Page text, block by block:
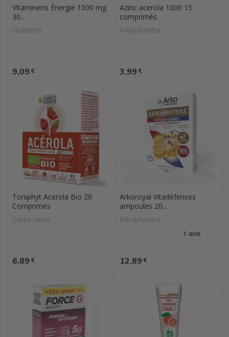
Vitamineris Énergie 1000 mg
30...
Granions
Prix
9,09 €
Azinc acerola 1000 15
comprimés
Arkopharma
Prix
3,99 €
Toniphyt Acerola Bio 20
Comprimés
Sante Verte
Prix
6,89 €
Arkoroyal Vitadéfenses
ampoules 20...
Arkopharma
Prix
12,89 €